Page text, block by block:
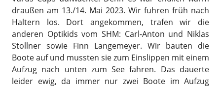
draußen am 13./14. Mai 2023. Wir fuhren früh nach
Haltern los. Dort angekommen, trafen wir die
anderen Optikids vom SHM: Carl-Anton und Niklas
Stollner sowie Finn Langemeyer. Wir bauten die
Boote auf und mussten sie zum Einslippen mit einem
Aufzug nach unten zum See fahren. Das dauerte
leider ewig, da immer nur zwei Boote im Aufzug